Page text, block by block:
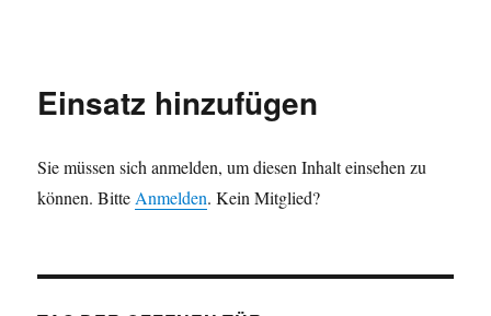
Einsatz hinzufügen
Sie müssen sich anmelden, um diesen Inhalt einsehen zu
können. BitteAnmelden. Kein Mitglied?